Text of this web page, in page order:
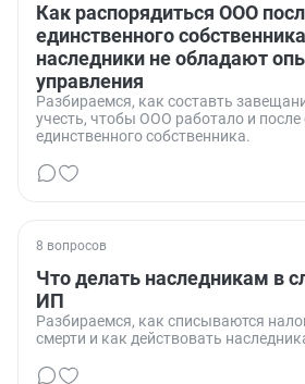
Как распорядиться ООО
единственного
наследники не обладают
управления
Разбираемся, как составть
учесть, чтобы ООО работало и после
единственного собственника.
8 вопросов
Что делать наследникам в
ИП
Разбираемся, как списываются
смерти и как действовать